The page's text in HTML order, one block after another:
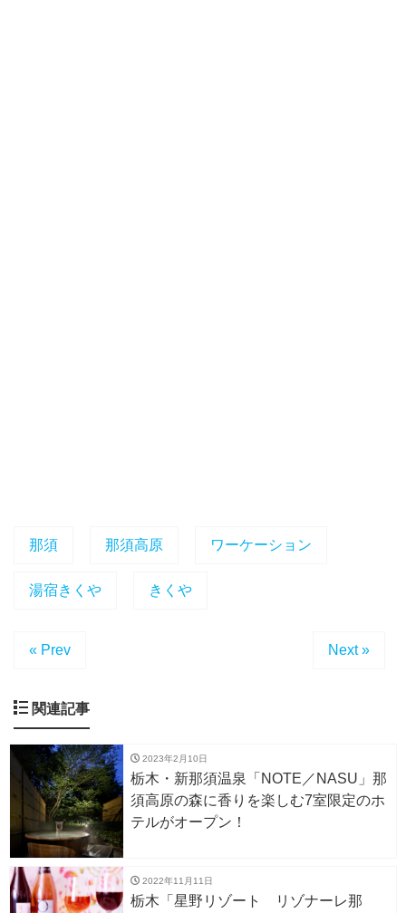
那須 那須高原 ワーケーション
湯宿きくや きくや
« Prev Next »
関連記事
2023年2月10日
栃木・新那須温泉「NOTE／NASU」那
須高原の森に香りを楽しむ7室限定のホ
テルがオープン！
2022年11月11日
栃木「星野リゾート リゾナーレ那